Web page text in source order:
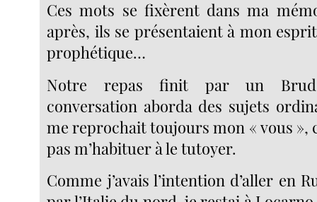
Ces mots se fixèrent dans ma
après, ils se présentaient à mon
prophétique…
Notre repas finit par un
conversation aborda des sujets
me reprochait toujours mon « vous »,
pas m’habituer à le tutoyer.
Comme j’avais l’intention d’aller en